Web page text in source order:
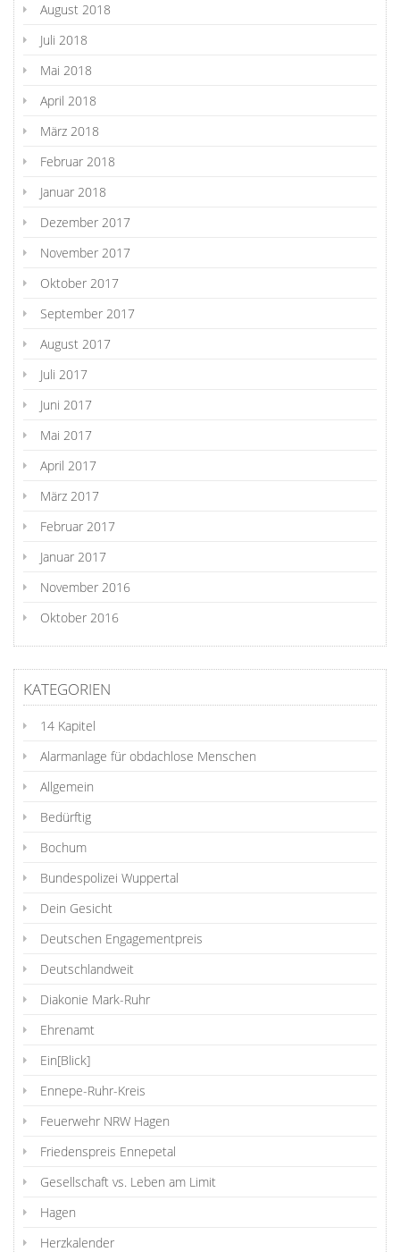
August 2018
Juli 2018
Mai 2018
April 2018
März 2018
Februar 2018
Januar 2018
Dezember 2017
November 2017
Oktober 2017
September 2017
August 2017
Juli 2017
Juni 2017
Mai 2017
April 2017
März 2017
Februar 2017
Januar 2017
November 2016
Oktober 2016
KATEGORIEN
14 Kapitel
Alarmanlage für obdachlose Menschen
Allgemein
Bedürftig
Bochum
Bundespolizei Wuppertal
Dein Gesicht
Deutschen Engagementpreis
Deutschlandweit
Diakonie Mark-Ruhr
Ehrenamt
Ein[Blick]
Ennepe-Ruhr-Kreis
Feuerwehr NRW Hagen
Friedenspreis Ennepetal
Gesellschaft vs. Leben am Limit
Hagen
Herzkalender